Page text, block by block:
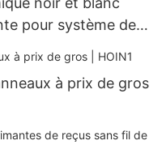
pour système de
Internet (100 Mbit/s)
à prix de gros